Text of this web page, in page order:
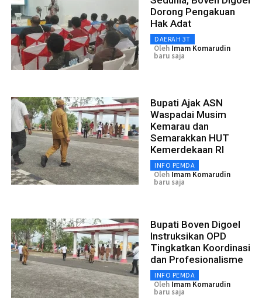
Dorong Pengakuan
Hak Adat
DAERAH 3T
Oleh Imam Komarudin
baru saja
Bupati Ajak ASN
Waspadai Musim
Kemarau dan
Semarakkan HUT
Kemerdekaan RI
INFO PEMDA
Oleh Imam Komarudin
baru saja
Bupati Boven Digoel
Instruksikan OPD
Tingkatkan Koordinasi
dan Profesionalisme
INFO PEMDA
Oleh Imam Komarudin
baru saja